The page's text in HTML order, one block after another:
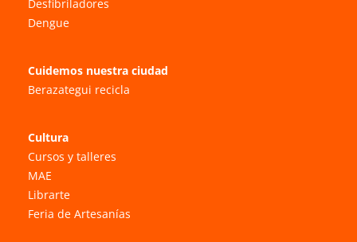
Desfibriladores
Dengue
Cuidemos nuestra ciudad
Berazategui recicla
Cultura
Cursos y talleres
MAE
Librarte
Feria de Artesanías